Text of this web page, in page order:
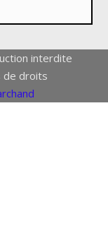
interdite
de droits